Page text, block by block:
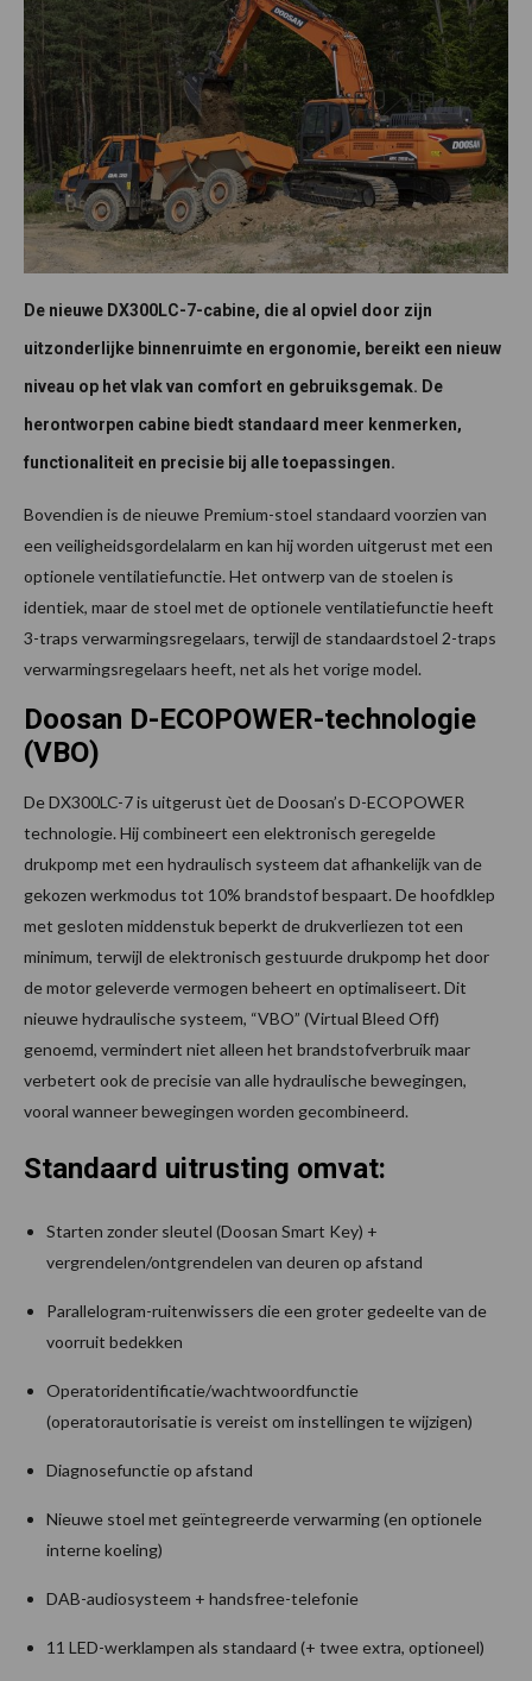
De nieuwe DX300LC-7-cabine, die al opviel door zijn
uitzonderlijke binnenruimte en ergonomie, bereikt een nieuw
niveau op het vlak van comfort en gebruiksgemak. De
herontworpen cabine biedt standaard meer kenmerken,
functionaliteit en precisie bij alle toepassingen.
Bovendien is de nieuwe Premium-stoel standaard voorzien van
een veiligheidsgordelalarm en kan hij worden uitgerust met een
optionele ventilatiefunctie. Het ontwerp van de stoelen is
identiek, maar de stoel met de optionele ventilatiefunctie heeft
3-traps verwarmingsregelaars, terwijl de standaardstoel 2-traps
verwarmingsregelaars heeft, net als het vorige model.
Doosan D-ECOPOWER-technologie
(VBO)
De DX300LC-7 is uitgerust ùet de Doosan’s D-ECOPOWER
technologie. Hij combineert een elektronisch geregelde
drukpomp met een hydraulisch systeem dat afhankelijk van de
gekozen werkmodus tot 10% brandstof bespaart. De hoofdklep
met gesloten middenstuk beperkt de drukverliezen tot een
minimum, terwijl de elektronisch gestuurde drukpomp het door
de motor geleverde vermogen beheert en optimaliseert. Dit
nieuwe hydraulische systeem, “VBO” (Virtual Bleed Off)
genoemd, vermindert niet alleen het brandstofverbruik maar
verbetert ook de precisie van alle hydraulische bewegingen,
vooral wanneer bewegingen worden gecombineerd.
Standaard uitrusting omvat:
Starten zonder sleutel (Doosan Smart Key) +
vergrendelen/ontgrendelen van deuren op afstand
Parallelogram-ruitenwissers die een groter gedeelte van de
voorruit bedekken
Operatoridentificatie/wachtwoordfunctie
(operatorautorisatie is vereist om instellingen te wijzigen)
Diagnosefunctie op afstand
Nieuwe stoel met geïntegreerde verwarming (en optionele
interne koeling)
DAB-audiosysteem + handsfree-telefonie
11 LED-werklampen als standaard (+ twee extra, optioneel)